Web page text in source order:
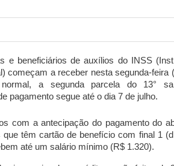
e beneficiários de auxílios do INSS
começam a receber nesta segunda-feira
a segunda parcela do 13°
pagamento segue até o dia 7 de julho.
com a antecipação do pagamento do
têm cartão de benefício com final 1
até um salário mínimo (R$ 1.320).